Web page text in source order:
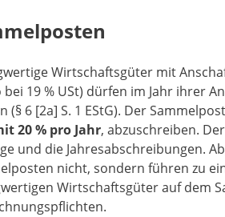
Wirtschaftsgüter mit
19 % USt) dürfen im Jahr ihrer
(§ 6 [2a] S. 1 EStG). Der
20 % pro Jahr, abzuschreiben.
und die Jahresabschreibungen.
nicht, sondern führen zu
Wirtschaftsgüter auf dem